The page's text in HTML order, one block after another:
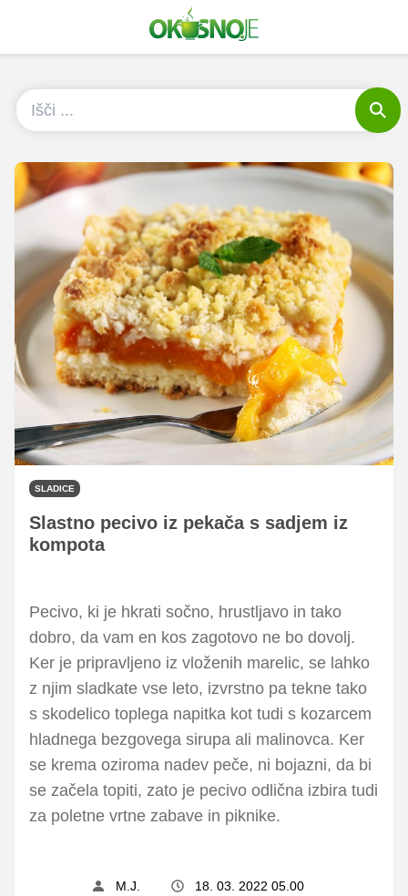
SLADICE
Slastno pecivo iz pekača s sadjem iz
kompota
Pecivo, ki je hkrati sočno, hrustljavo in tako
dobro, da vam en kos zagotovo ne bo dovolj.
Ker je pripravljeno iz vloženih marelic, se lahko
z njim sladkate vse leto, izvrstno pa tekne tako
s skodelico toplega napitka kot tudi s kozarcem
hladnega bezgovega sirupa ali malinovca. Ker
se krema oziroma nadev peče, ni bojazni, da bi
se začela topiti, zato je pecivo odlična izbira tudi
za poletne vrtne zabave in piknike.
M.J. 18. 03. 2022 05.00